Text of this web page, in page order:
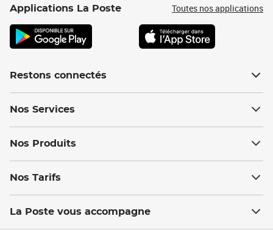
Applications La Poste Toutes nos applications
Restons connectés
Nos Services
Nos Produits
Nos Tarifs
La Poste vous accompagne